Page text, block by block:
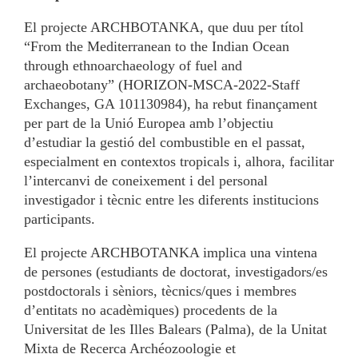
El projecte ARCHBOTANKA, que duu per títol
“From the Mediterranean to the Indian Ocean
through ethnoarchaeology of fuel and
archaeobotany” (HORIZON-MSCA-2022-Staff
Exchanges, GA 101130984), ha rebut finançament
per part de la Unió Europea amb l’objectiu
d’estudiar la gestió del combustible en el passat,
especialment en contextos tropicals i, alhora, facilitar
l’intercanvi de coneixement i del personal
investigador i tècnic entre les diferents institucions
participants.
El projecte ARCHBOTANKA implica una vintena
de persones (estudiants de doctorat, investigadors/es
postdoctorals i sèniors, tècnics/ques i membres
d’entitats no acadèmiques) procedents de la
Universitat de les Illes Balears (Palma), de la Unitat
Mixta de Recerca Archéozoologie et